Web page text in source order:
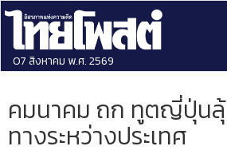
07 สิงหาคม พ.ศ. 2569
คมนาคม ถก ทูตญี่ปุ่น
ทางระหว่างประเทศ